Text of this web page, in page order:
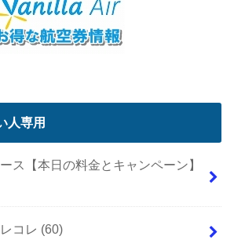
人専用
ス【本日の料金とキャンペーン】
コレ (60)